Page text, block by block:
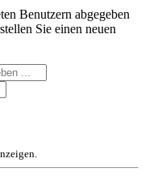
Benutzern abgegeben
Sie einen neuen